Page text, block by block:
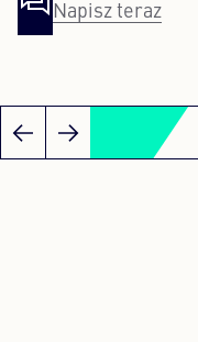
Napisz teraz